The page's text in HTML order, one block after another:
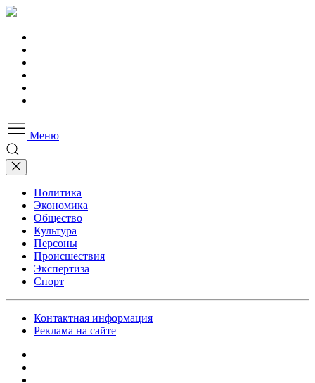
Меню
Политика
Экономика
Общество
Культура
Персоны
Происшествия
Экспертиза
Спорт
Контактная информация
Реклама на сайте